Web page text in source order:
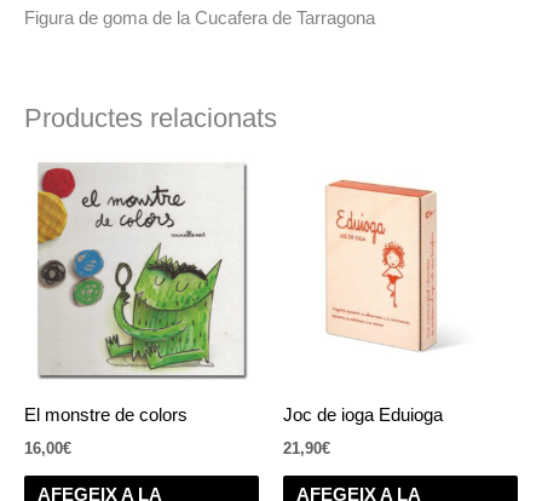
Figura de goma de la Cucafera de Tarragona
Productes relacionats
El monstre de colors
16,00€
AFEGEIX A LA
Joc de ioga Eduioga
21,90€
AFEGEIX A LA